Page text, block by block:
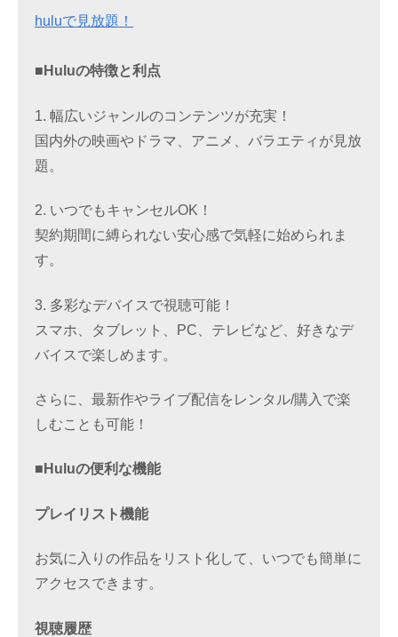
huluで見放題！
■Huluの特徴と利点
1. 幅広いジャンルのコンテンツが充実！
国内外の映画やドラマ、アニメ、バラエティが見放
題。
2. いつでもキャンセルOK！
契約期間に縛られない安心感で気軽に始められま
す。
3. 多彩なデバイスで視聴可能！
スマホ、タブレット、PC、テレビなど、好きなデ
バイスで楽しめます。
さらに、最新作やライブ配信をレンタル/購入で楽
しむことも可能！
■Huluの便利な機能
プレイリスト機能
お気に入りの作品をリスト化して、いつでも簡単に
アクセスできます。
視聴履歴